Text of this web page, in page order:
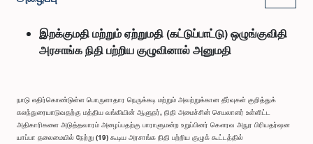
இறக்குமதி மற்றும் ஏற்றுமதி (கட்டுப்பாட்டு) ஒழுங்குவிதி
அரசாங்க நிதி பற்றிய குழுவினால் அனுமதி
நாடு எதிர்கொண்டுள்ள பொருளாதார நெருக்கடி மற்றும் அவற்றுக்கான தீர்வுகள் குறித்துக்
கலந்துரையாடுவதற்கு மத்திய வங்கியின் ஆளுநர், நிதி அமைச்சின் செயலாளர் உள்ளிட்ட
அதிகாரிகளை அடுத்தவாரம் அழைப்பதற்கு பாராளுமன்ற உறுப்பினர் கௌரவ அநுர பிரியதர்ஷன
யாப்பா தலைமையில் நேற்று (19) கூடிய அரசாங்க நிதி பற்றிய குழுக் கூட்டத்தில்